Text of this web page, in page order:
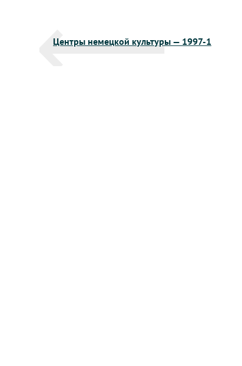
Центры немецкой культуры — 1997-1